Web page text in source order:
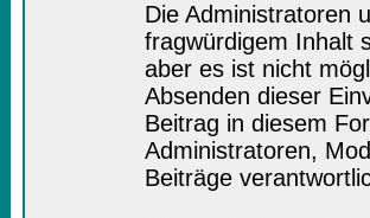
Die Administratoren
fragwürdigem Inhalt
aber es ist nicht
Absenden dieser
Beitrag in diesem
Administratoren,
Beiträge